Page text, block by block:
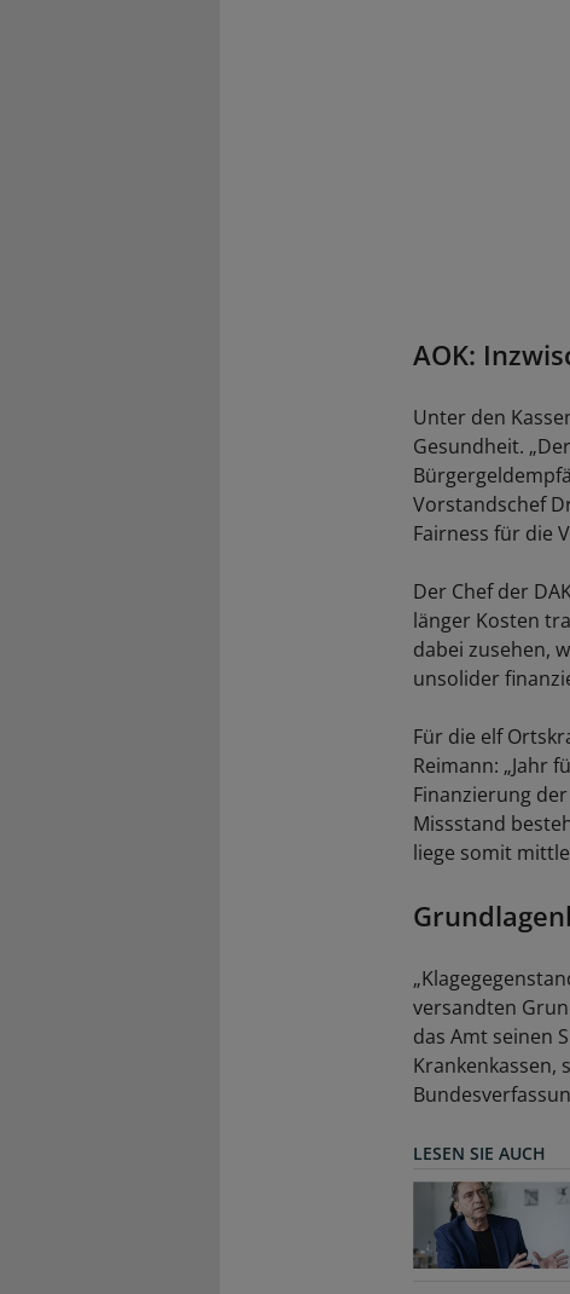
AOK:
Unter den
Gesundheit.
Vorstandschef
Fairness für die
Der Chef der
länger Kosten
dabei zusehen,
unsolider
Für die elf
Reimann: „Jahr
Finanzierung
Missstand
liege somit
versandten
das Amt seinen
Krankenkassen,
LESEN SIE AUCH